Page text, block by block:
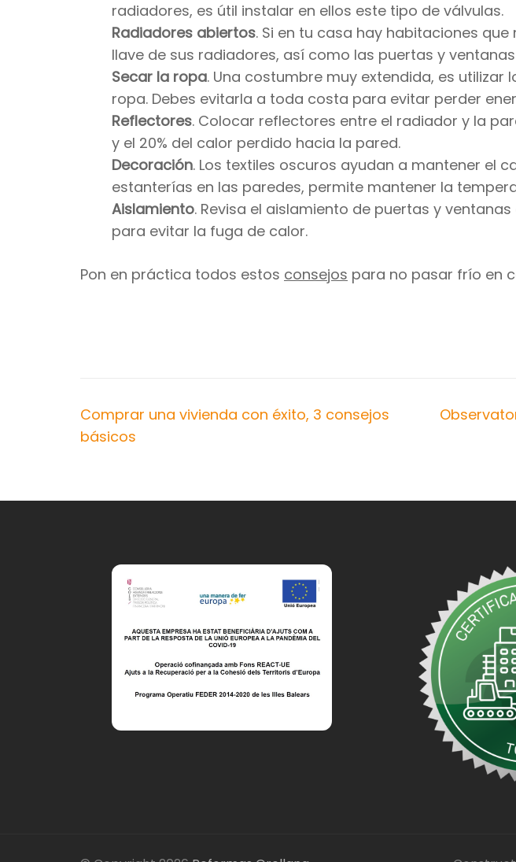
radiadores, es útil instalar en ellos este tipo de válvulas.
Radiadores abiertos. Si en tu casa hay habitaciones
llave de sus radiadores, así como las puertas y
Secar la ropa. Una costumbre muy extendida, es utilizar
ropa. Debes evitarla a toda costa para evitar perder
Reflectores. Colocar reflectores entre el radiador y la
y el 20% del calor perdido hacia la pared.
Decoración. Los textiles oscuros ayudan a mantener el
estanterías en las paredes, permite mantener la
Aislamiento. Revisa el aislamiento de puertas y
para evitar la fuga de calor.
Pon en práctica todos estos consejos para no pasar frío en
Navegación
de
Comprar una vivienda con éxito, 3 consejos
básicos